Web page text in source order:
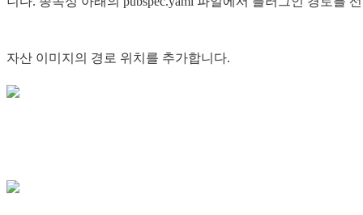
자산 이미지의 경로 위치를 추가합니다.